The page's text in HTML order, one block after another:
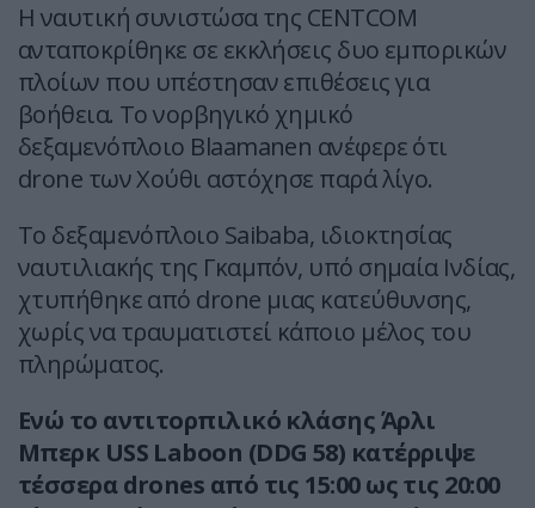
Η ναυτική συνιστώσα της CENTCOM
ανταποκρίθηκε σε εκκλήσεις δυο εμπορικών
πλοίων που υπέστησαν επιθέσεις για
βοήθεια. Το νορβηγικό χημικό
δεξαμενόπλοιο Blaamanen ανέφερε ότι
drone των Χούθι αστόχησε παρά λίγο.
Το δεξαμενόπλοιο Saibaba, ιδιοκτησίας
ναυτιλιακής της Γκαμπόν, υπό σημαία Ινδίας,
χτυπήθηκε από drone μιας κατεύθυνσης,
χωρίς να τραυματιστεί κάποιο μέλος του
πληρώματος.
Ενώ το αντιτορπιλικό κλάσης Άρλι
Μπερκ USS Laboon (DDG 58) κατέρριψε
τέσσερα drones από τις 15:00 ως τις 20:00